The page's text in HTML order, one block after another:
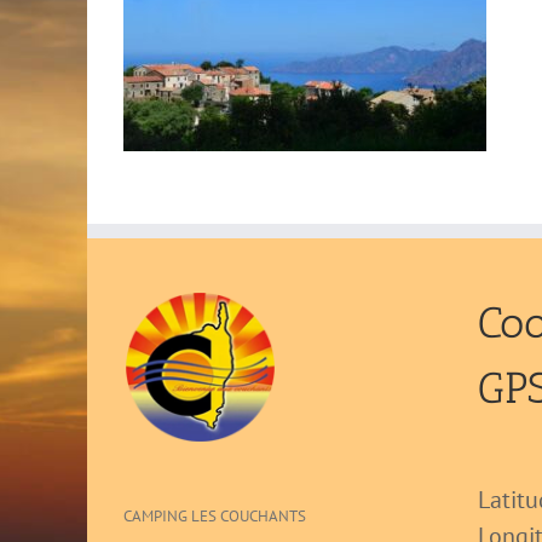
CAMPING LES COUCHANTS